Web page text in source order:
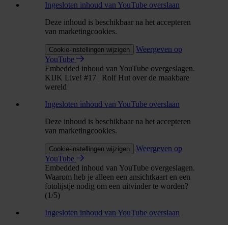
Ingesloten inhoud van YouTube overslaan
Deze inhoud is beschikbaar na het accepteren
van marketingcookies.
Cookie-instellingen wijzigen
Weergeven op
YouTube
Embedded inhoud van YouTube overgeslagen.
KIJK Live! #17 | Rolf Hut over de maakbare
wereld
Ingesloten inhoud van YouTube overslaan
Deze inhoud is beschikbaar na het accepteren
van marketingcookies.
Cookie-instellingen wijzigen
Weergeven op
YouTube
Embedded inhoud van YouTube overgeslagen.
Waarom heb je alleen een ansichtkaart en een
fotolijstje nodig om een uitvinder te worden?
(1/5)
Ingesloten inhoud van YouTube overslaan